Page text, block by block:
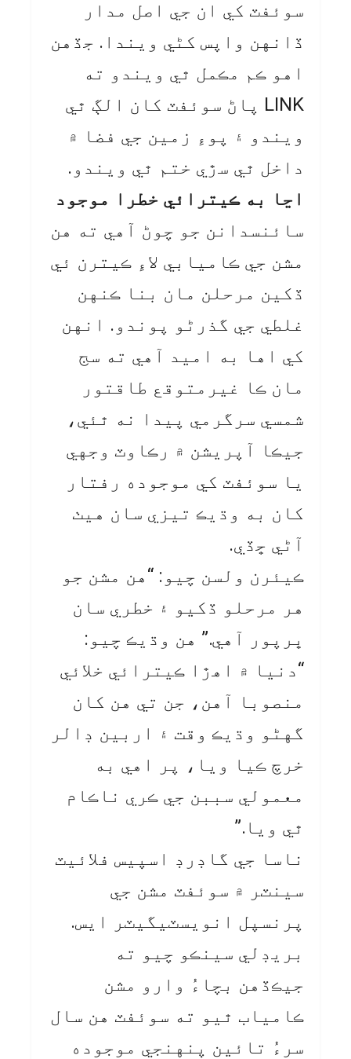
سوئفٽ کي ان جي اصل مدار
ڏانهن واپس کڻي ويندا. جڏهن
اهو ڪم مڪمل ٿي ويندو ته
LINK پاڻ سوئفٽ کان الڳ ٿي
ويندو ۽ پوءِ زمين جي فضا ۾
داخل ٿي سڙي ختم ٿي ويندو.
اڃا به ڪيترائي خطرا موجود
سائنسدانن جو چوڻ آهي ته هن
مشن جي ڪاميابي لاءِ ڪيترن ئي
ڏکين مرحلن مان بنا ڪنهن
غلطي جي گذرڻو پوندو. انهن
کي اها به اميد آهي ته سج
مان ڪا غيرمتوقع طاقتور
شمسي سرگرمي پيدا نه ٿئي،
جيڪا آپريشن ۾ رڪاوٽ وجهي
يا سوئفٽ کي موجوده رفتار
کان به وڌيڪ تيزي سان هيٺ
آڻي ڇڏي.
ڪيئرن ولسن چيو: “هن مشن جو
هر مرحلو ڏکيو ۽ خطري سان
ڀرپور آهي.” هن وڌيڪ چيو:
“دنيا ۾ اهڙا ڪيترائي خلائي
منصوبا آهن، جن تي هن کان
گهڻو وڌيڪ وقت ۽ اربين ڊالر
خرچ ڪيا ويا، پر اهي به
معمولي سببن جي ڪري ناڪام
ٿي ويا.”
ناسا جي گاڊرڊ اسپيس فلائيٽ
سينٽر ۾ سوئفٽ مشن جي
پرنسپل انويسٽيگيٽر ايس.
بريڊلي سينڪو چيو ته
جيڪڏهن بچاءُ وارو مشن
ڪامياب ٿيو ته سوئفٽ هن سال
سرءُ تائين پنهنجي موجوده